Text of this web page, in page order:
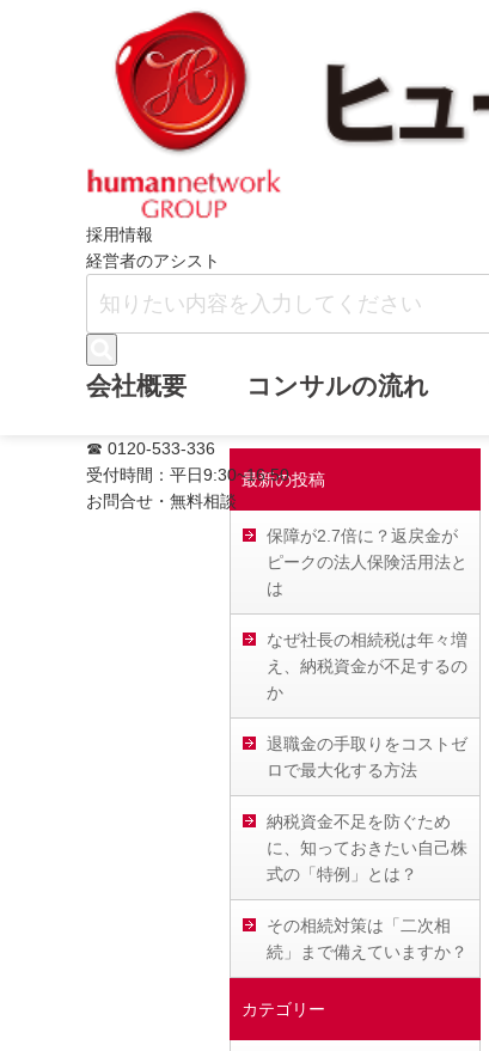
採用情報
経営者のアシスト
会社概要 コンサルの流れ
☎ 0120-533-336
受付時間：平日9:30~16:50
お問合せ・無料相談
最新の投稿
保障が2.7倍に？返戻金が
ピークの法人保険活用法と
は
なぜ社長の相続税は年々増
え、納税資金が不足するの
か
退職金の手取りをコストゼ
ロで最大化する方法
納税資金不足を防ぐため
に、知っておきたい自己株
式の「特例」とは？
その相続対策は「二次相
続」まで備えていますか？
カテゴリー